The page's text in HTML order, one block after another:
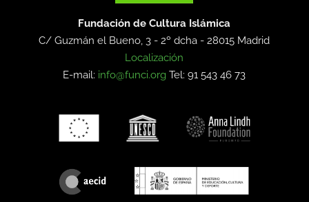
Fundación de Cultura Islámica
C/ Guzmán el Bueno, 3 - 2º dcha -28015 Madrid
Localización
E-mail: info@funci.org Tel: 91 543 46 73